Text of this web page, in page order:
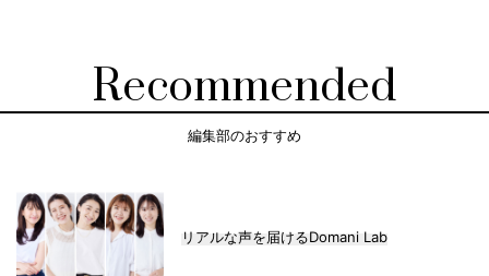
Recommended
編集部のおすすめ
リアルな声を届けるDomani Lab